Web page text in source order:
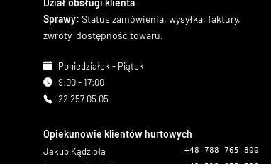
Dział obsługi klienta
Sprawy: Status zamówienia, wysyłka, faktury,
zwroty, dostępność towaru.
Poniedziałek - Piątek
9:00 - 17:00
22 257 05 05
Opiekunowie klientów hurtowych
Jakub Kądzioła +48 788 765 800